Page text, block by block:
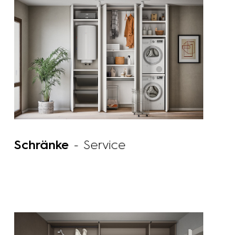
Schränke - Service